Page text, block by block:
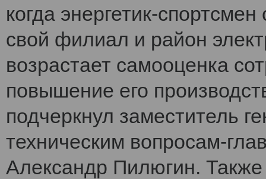
когда энергетик-
свой филиал и район
возрастает самооценка
повышение его
подчеркнул заместитель
техническим вопросам-
Александр Пилюгин.